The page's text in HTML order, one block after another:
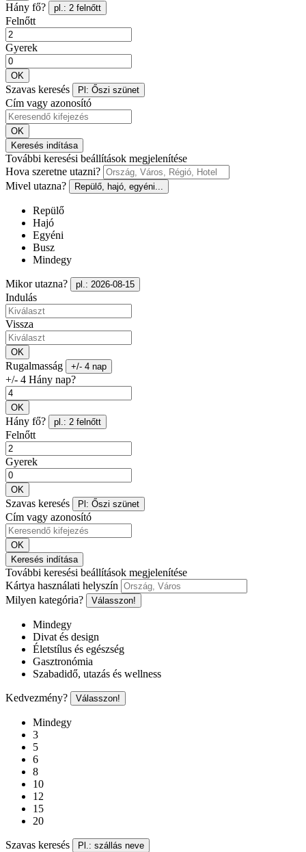
Hány fő? pl.: 2 felnőtt
Felnőtt
Gyerek
OK
Szavas keresés Pl: Őszi szünet
Cím vagy azonosító
OK
Keresés indítása
További keresési beállítások megjelenítése
Hova szeretne utazni?
Mivel utazna?
Repülő, hajó, egyéni...
Repülő
Hajó
Egyéni
Busz
Mindegy
Mikor utazna? pl.: 2026-08-15
Indulás
Vissza
OK
Rugalmasság +/- 4 nap
+/- 4 Hány nap?
OK
Hány fő? pl.: 2 felnőtt
Felnőtt
Gyerek
OK
Szavas keresés Pl: Őszi szünet
Cím vagy azonosító
OK
Keresés indítása
További keresési beállítások megjelenítése
Kártya használati helyszín
Milyen kategória?
Válasszon!
Mindegy
Divat és design
Életstílus és egészség
Gasztronómia
Szabadidő, utazás és wellness
Kedvezmény? Válasszon!
Mindegy
3
5
6
8
10
12
15
20
Szavas keresés Pl.: szállás neve